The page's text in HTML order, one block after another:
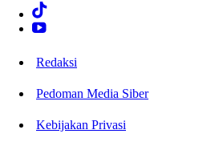
Redaksi
Pedoman Media Siber
Kebijakan Privasi